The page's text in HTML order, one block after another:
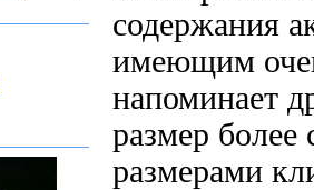
содержания
имеющим
напоминает
размер более
размерами